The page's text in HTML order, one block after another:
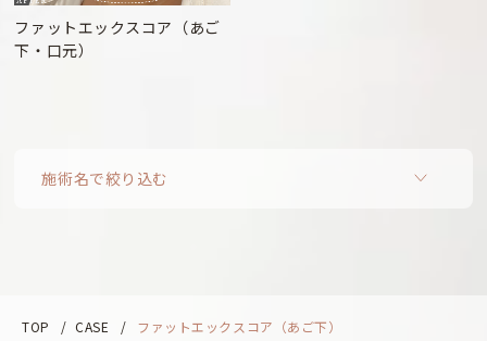
ファットエックスコア（あご
下・口元）
施術名で絞り込む
TOP / CASE / ファットエックスコア（あご下）